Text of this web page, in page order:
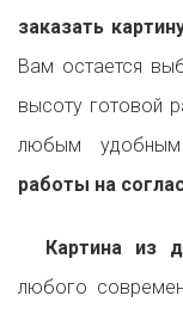
заказать
Вам остается
высоту готовой
любым
работы на
Картина из
любого